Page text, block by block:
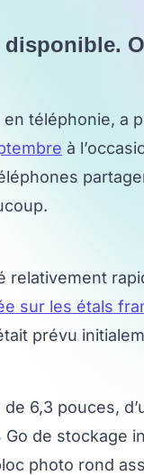
téléphonie, a
à
relativement
sur les étals
prévu
6,3 pouces,
de stockage
photo rond